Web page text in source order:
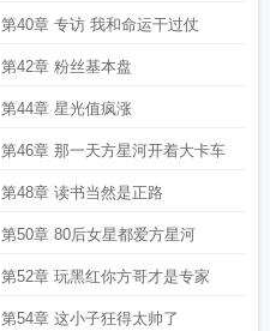
第40章 专访 我和命运干过仗
第42章 粉丝基本盘
第44章 星光值疯涨
第46章 那一天方星河开着大卡车
第48章 读书当然是正路
第50章 80后女星都爱方星河
第52章 玩黑红你方哥才是专家
第54章 这小子狂得太帅了